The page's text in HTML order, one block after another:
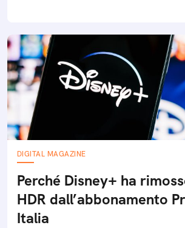
DIGITAL MAGAZINE
Perché Disney+ ha
HDR dall’abbonamento
Italia